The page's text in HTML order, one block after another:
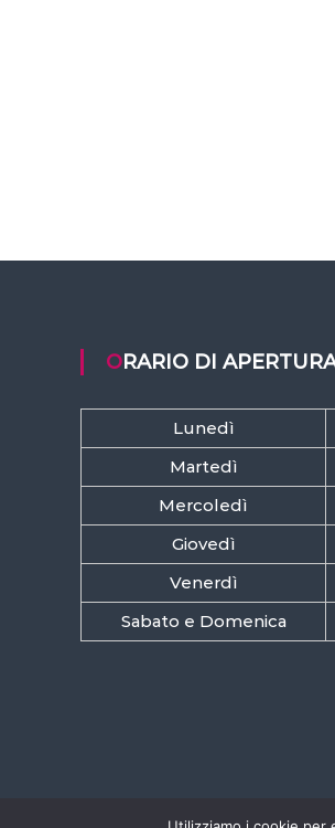
ORARIO DI
Lunedì
Martedì
Mercoledì
Giovedì
Venerdì
Sabato e Domenica